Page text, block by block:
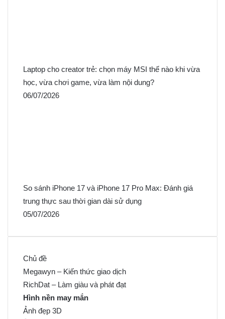
Laptop cho creator trẻ: chọn máy MSI thế nào khi vừa
học, vừa chơi game, vừa làm nội dung?
06/07/2026
So sánh iPhone 17 và iPhone 17 Pro Max: Đánh giá
trung thực sau thời gian dài sử dụng
05/07/2026
Chủ đề
Megawyn – Kiến thức giao dịch
RichDat – Làm giàu và phát đạt
Hình nền may mắn
Ảnh đẹp 3D